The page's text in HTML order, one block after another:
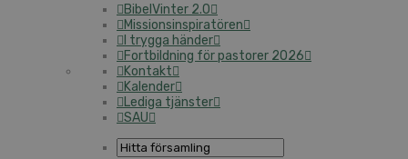
BibelVinter 2.0
Missionsinspiratören
I trygga händer
Fortbildning för pastorer 2026
Kontakt
Kalender
Lediga tjänster
SAU